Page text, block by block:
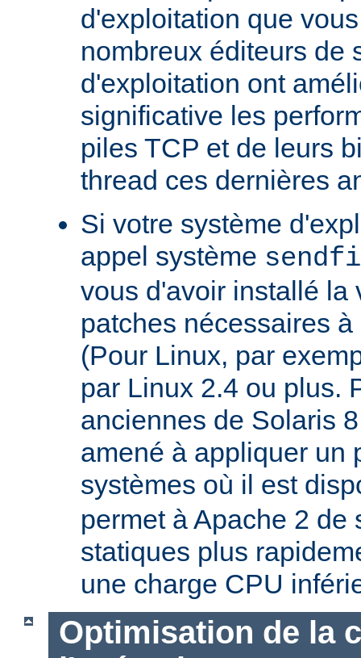
d'exploitation que
nombreux éditeurs de
d'exploitation ont
significative les
piles TCP et de leurs
thread ces dernières
Si votre système
appel système
vous d'avoir installé la
patches nécessaires
(Pour Linux, par
par Linux 2.4 ou plus.
anciennes de Solaris
amené à appliquer un
systèmes où il est
permet à Apache 2 de
statiques plus
une charge CPU
Optimisation de la